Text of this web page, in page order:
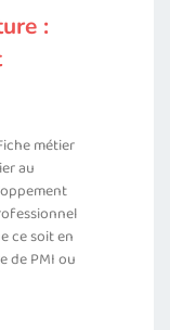
:
métier
au
ce soit en
de PMI ou